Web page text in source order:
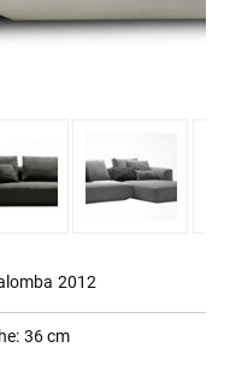
2012
36 cm